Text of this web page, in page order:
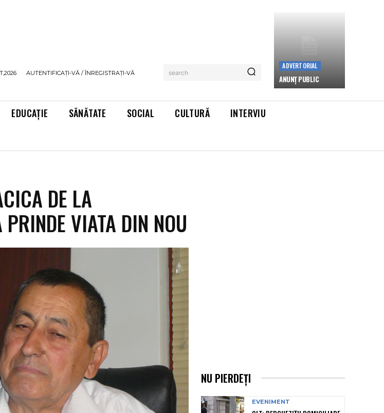
AUTENTIFICAȚI-VĂ / ÎNREGISTRAȚI-VĂ search
ADVERTORIAL
ANUNȚ PUBLIC
EDUCAȚIE SĂNĂTATE SOCIAL CULTURĂ
INTERVIU
DE LA
PRINDE VIATA DIN NOU
NU PIERDEȚI
EVENIMENT